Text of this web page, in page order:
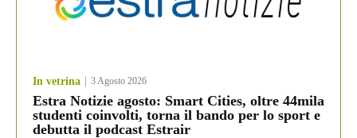
In vetrina 3 Agosto 2026
Estra Notizie agosto: Smart Cities, oltre 44mila
studenti coinvolti, torna il bando per lo sport e
debutta il podcast Estrair